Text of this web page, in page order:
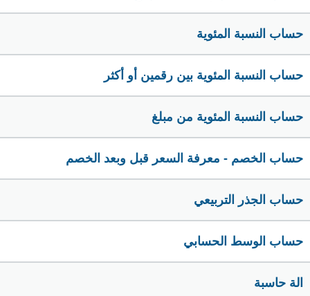
حساب النسبة المئوية
حساب النسبة المئوية بين رقمين أو أكثر
حساب النسبة المئوية من مبلغ
حساب الخصم - معرفة السعر قبل وبعد الخصم
حساب الجذر التربيعي
حساب الوسط الحسابي
الة حاسبة